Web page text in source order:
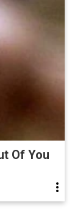
Of You